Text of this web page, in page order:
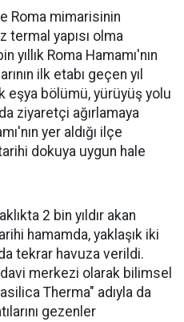
Roma mimarisinin
termal yapısı olma
Roma Hamamı'nın
ilk etabı geçen yıl
eşya bölümü, yürüyüş yolu
ziyaretçi ağırlamaya
yer aldığı ilçe
dokuya uygun hale
2 bin yıldır akan
hamamda, yaklaşık iki
tekrar havuza verildi.
merkezi olarak bilimsel
Therma" adıyla da
gezenler